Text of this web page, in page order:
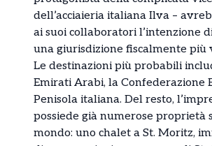
dell’acciaieria italiana Ilva –
ai suoi collaboratori l’intenzione
una giurisdizione fiscalmente più
Le destinazioni più probabili
Emirati Arabi, la Confederazione
Penisola italiana. Del resto,
possiede già numerose proprietà
mondo: uno chalet a St. Moritz,